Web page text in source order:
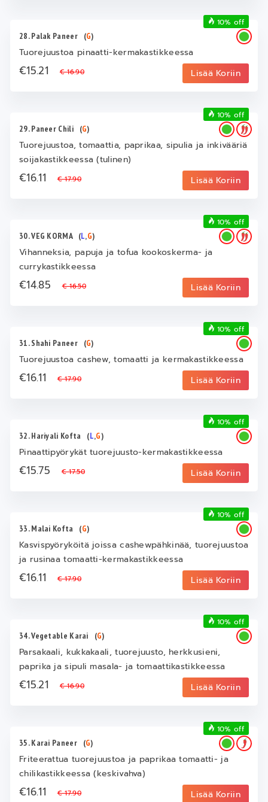
28. Palak Paneer (G)
Tuorejuustoa pinaatti-kermakastikkeessa
€15.21€ 16.90 Lisää Koriin
10% off
29. Paneer Chili (G)
Tuorejuustoa, tomaattia, paprikaa, sipulia ja inkivääriä
soijakastikkeessa (tulinen)
€16.11€ 17.90 Lisää Koriin
10% off
30. VEG KORMA (L,G)
Vihanneksia, papuja ja tofua kookoskerma- ja
currykastikkeessa
€14.85€ 16.50 Lisää Koriin
10% off
31. Shahi Paneer (G)
Tuorejuustoa cashew, tomaatti ja kermakastikkeessa
€16.11€ 17.90 Lisää Koriin
10% off
32. Hariyali Kofta (L,G)
Pinaattipyörykät tuorejuusto-kermakastikkeessa
€15.75€ 17.50 Lisää Koriin
10% off
33. Malai Kofta (G)
Kasvispyöryköitä joissa cashewpähkinää, tuorejuustoa
ja rusinaa tomaatti-kermakastikkeessa
€16.11€ 17.90 Lisää Koriin
10% off
34. Vegetable Karai (G)
Parsakaali, kukkakaali, tuorejuusto, herkkusieni,
paprika ja sipuli masala- ja tomaattikastikkeessa
€15.21€ 16.90 Lisää Koriin
10% off
35. Karai Paneer (G)
Friteerattua tuorejuustoa ja paprikaa tomaatti- ja
chilikastikkeessa (keskivahva)
€16.11€ 17.90 Lisää Koriin
10% off